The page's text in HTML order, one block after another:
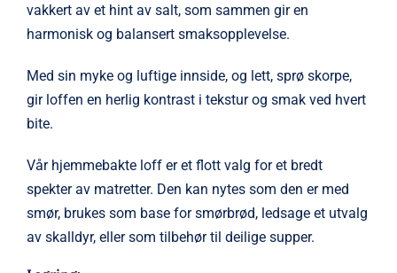
vakkert av et hint av salt, som sammen gir en
harmonisk og balansert smaksopplevelse.
Med sin myke og luftige innside, og lett, sprø skorpe,
gir loffen en herlig kontrast i tekstur og smak ved hvert
bite.
Vår hjemmebakte loff er et flott valg for et bredt
spekter av matretter. Den kan nytes som den er med
smør, brukes som base for smørbrød, ledsage et utvalg
av skalldyr, eller som tilbehør til deilige supper.